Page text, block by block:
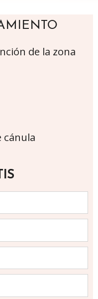
de la zona
cánula